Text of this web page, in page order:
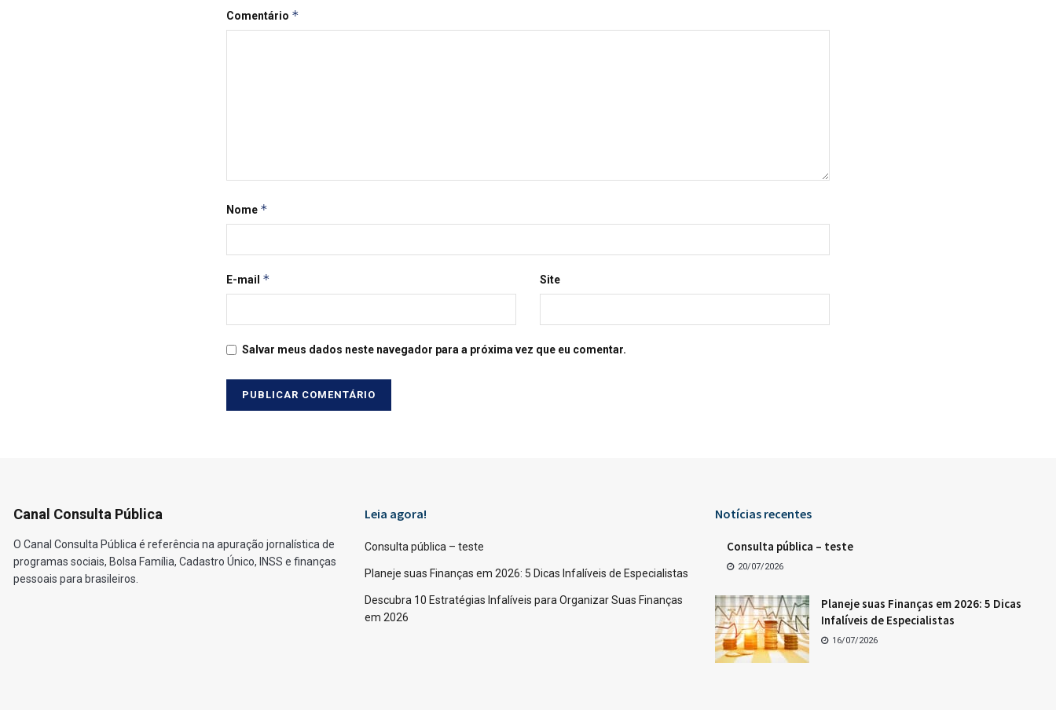
Comentário *
Nome *
E-mail * Site
Salvar meus dados neste navegador para a próxima vez que eu comentar.
Canal Consulta Pública
O Canal Consulta Pública é referência na apuração jornalística de
programas sociais, Bolsa Família, Cadastro Único, INSS e finanças
pessoais para brasileiros.
Leia agora!
Consulta pública – teste
Planeje suas Finanças em 2026: 5 Dicas Infalíveis de Especialistas
Descubra 10 Estratégias Infalíveis para Organizar Suas Finanças
em 2026
Notícias recentes
Consulta pública – teste
20/07/2026
Planeje suas Finanças em 2026: 5 Dicas
Infalíveis de Especialistas
16/07/2026